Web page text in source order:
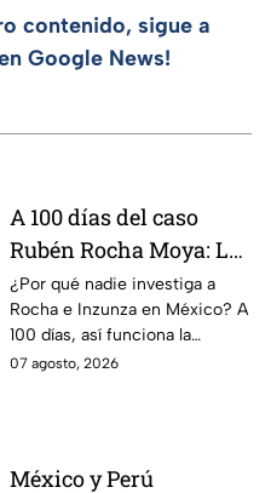
contenido, sigue a
Google News!
A 100 días del caso
Rubén Rocha Moya: La
estrategia de Morena
para blindar al
gobernador de Sinaloa
¿Por qué nadie investiga a
Rocha e Inzunza en México? A
100 días, así funciona la
estrategia de Morena para
07 agosto, 2026
México y Perú